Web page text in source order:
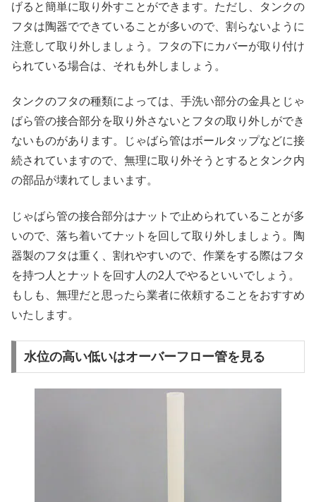
げると簡単に取り外すことができます。ただし、タンクの
フタは陶器でできていることが多いので、割らないように
注意して取り外しましょう。フタの下にカバーが取り付け
られている場合は、それも外しましょう。
タンクのフタの種類によっては、手洗い部分の金具とじゃ
ばら管の接合部分を取り外さないとフタの取り外しができ
ないものがあります。じゃばら管はボールタップなどに接
続されていますので、無理に取り外そうとするとタンク内
の部品が壊れてしまいます。
じゃばら管の接合部分はナットで止められていることが多
いので、落ち着いてナットを回して取り外しましょう。陶
器製のフタは重く、割れやすいので、作業をする際はフタ
を持つ人とナットを回す人の2人でやるといいでしょう。
もしも、無理だと思ったら業者に依頼することをおすすめ
いたします。
水位の高い低いはオーバーフロー管を見る